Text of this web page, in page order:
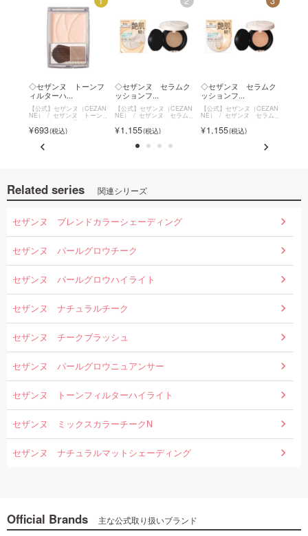
◇セザンヌ トーンフ
ィルターハ...
【公式】セザンヌ（CEZAN
NE） セザンヌ トーン
フィルターハイライト
693
◇セザンヌ セラムク
ッションフ...
【公式】セザンヌ（CEZAN
NE） セザンヌ セラム
クッションファンデーショ
ン1,155
◇セザンヌ セラムク
ッションフ...
【公式】セザンヌ（CEZAN
NE） セザンヌ セラム
クッションファンデーショ
ン1,155
Related series 関連シリーズ
セザンヌ ブレンドカラーシェーディング
セザンヌ パールグロウチーク
セザンヌ パールグロウハイライト
セザンヌ ナチュラルチーク
セザンヌ チークブラッシュ
セザンヌ パールグロウニュアンサー
セザンヌ トーンフィルターハイライト
セザンヌ ミックスカラーチークN
セザンヌ ナチュラルマットシェーディング
Official Brands 主な公式取り扱いブランド